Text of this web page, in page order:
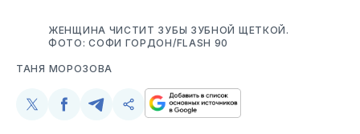
ЖЕНЩИНА ЧИСТИТ ЗУБЫ ЗУБНОЙ ЩЕТКОЙ.
ФОТО: СОФИ ГОРДОН/FLASH 90
ТАНЯ МОРОЗОВА
Поделиться
Поделиться
Поделиться
Скопируйте